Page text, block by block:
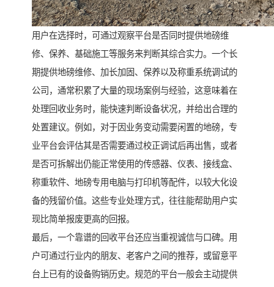
用户在选择时，可通过观察平台是否同时提供地磅维
修、保养、基础施工等服务来判断其综合实力。一个长
期提供地磅维修、加长加固、保养以及称重系统调试的
公司，通常积累了大量的现场案例与经验，这意味着在
处理回收业务时，能快速判断设备状况，并给出合理的
处置建议。例如，对于因业务变动需要闲置的地磅，专
业平台会评估其是否需要通过校正调试后再出售，或者
是否可拆解出仍能正常使用的传感器、仪表、接线盒、
称重软件、地磅专用电脑与打印机等配件，以较大化设
备的残留价值。这些专业处理方式，往往能帮助用户实
现比简单报废更高的回报。
最后，一个靠谱的回收平台还应当重视诚信与口碑。用
户可通过行业内的朋友、老客户之间的推荐，或留意平
台上已有的设备购销历史。规范的平台一般会主动提供